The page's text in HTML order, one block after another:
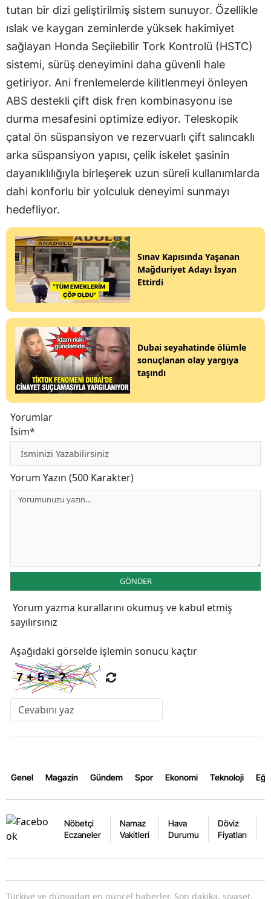
tutan bir dizi geliştirilmiş sistem sunuyor. Özellikle
ıslak ve kaygan zeminlerde yüksek hakimiyet
sağlayan Honda Seçilebilir Tork Kontrolü (HSTC)
sistemi, sürüş deneyimini daha güvenli hale
getiriyor. Ani frenlemelerde kilitlenmeyi önleyen
ABS destekli çift disk fren kombinasyonu ise
durma mesafesini optimize ediyor. Teleskopik
çatal ön süspansiyon ve rezervuarlı çift salıncaklı
arka süspansiyon yapısı, çelik iskelet şasinin
dayanıklılığıyla birleşerek uzun süreli kullanımlarda
dahi konforlu bir yolculuk deneyimi sunmayı
hedefliyor.
Sınav Kapısında Yaşanan
Mağduriyet Adayı İsyan
Ettirdi
Dubai seyahatinde ölümle
sonuçlanan olay yargıya
taşındı
Yorumlar
İsim*
Yorum Yazın (500 Karakter)
GÖNDER
Yorum yazma kurallarını okumuş ve kabul etmiş
sayılırsınız
Aşağıdaki görselde işlemin sonucu kaçtır
Genel Magazin Gündem Spor Ekonomi Teknoloji
Nöbetçi
Eczaneler
Namaz
Vakitleri
Hava
Durumu
Döviz
Fiyatları
Türkiye ve dünyadan en güncel haberler. Son dakika, siyaset,